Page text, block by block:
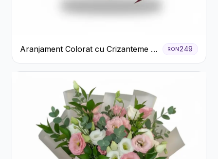
Aranjament Colorat cu Crizanteme în
Cutie Rustică
RON249